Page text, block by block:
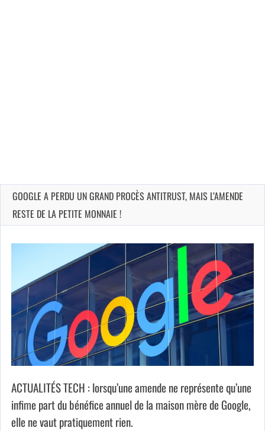
GOOGLE A PERDU UN GRAND PROCÈS ANTITRUST, MAIS L’AMENDE
RESTE DE LA PETITE MONNAIE !
ACTUALITÉS TECH : lorsqu’une amende ne représente qu’une
infime part du bénéfice annuel de la maison mère de Google,
elle ne vaut pratiquement rien.